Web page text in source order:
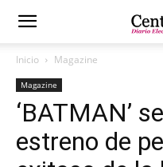
Inicio Magazine
Magazine
‘BATMAN’
estreno de